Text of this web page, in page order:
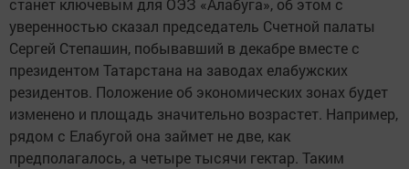
станет ключевым для ОЭЗ «Алабуга», об этом с
уверенностью сказал председатель Счетной палаты
Сергей Степашин, побывавший в декабре вместе с
президентом Татарстана на заводах елабужских
резидентов. Положение об экономических зонах будет
изменено и площадь значительно возрастет. Например,
рядом с Елабугой она займет не две, как
предполагалось, а четыре тысячи гектар. Таким